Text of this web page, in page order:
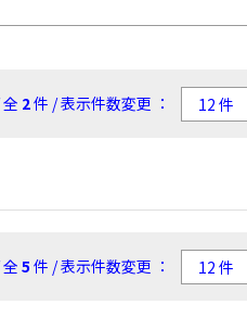
2件 / 表示件数変更 ：
5 件 / 表示件数変更 ：